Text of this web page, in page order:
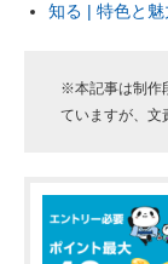
知る | 特色と魅
※本記事は制作
ていますが、文